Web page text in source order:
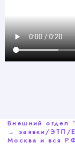
Внешний отдел
→ заявки/ЭТП/
Москва и вся